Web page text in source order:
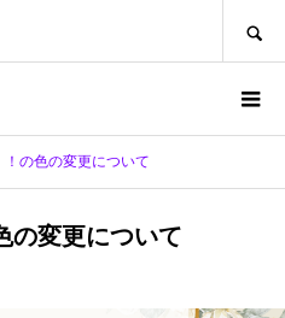
の色の変更について
の変更について